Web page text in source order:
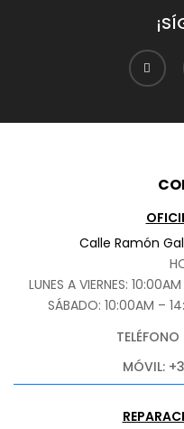
Calle Ramón
LUNES A VIERNES:
SÁBADO: 10:00AM –
MÓVIL: